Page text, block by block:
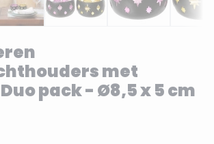
met
pack - Ø8,5 x 5 cm